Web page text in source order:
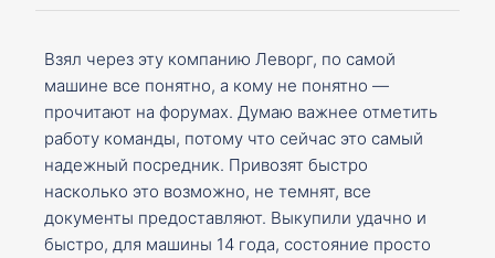
Взял через эту компанию Леворг, по самой
машине все понятно, а кому не понятно —
прочитают на форумах. Думаю важнее отметить
работу команды, потому что сейчас это самый
надежный посредник. Привозят быстро
насколько это возможно, не темнят, все
документы предоставляют. Выкупили удачно и
быстро, для машины 14 года, состояние просто